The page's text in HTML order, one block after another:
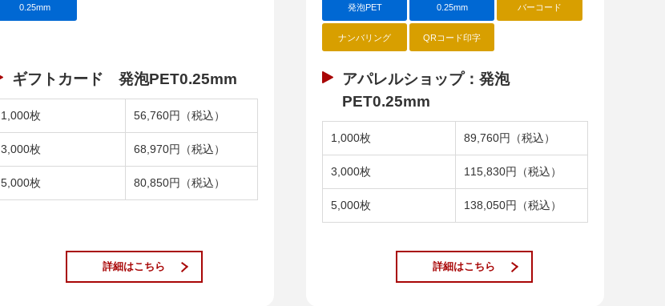
0.25mm
ギフトカード 発泡PET0.25mm
1,000枚 56,760円（税込）
3,000枚 68,970円（税込）
5,000枚 80,850円（税込）
詳細はこちら
発泡PET 0.25mm バーコード
ナンバリング QRコード印字
アパレルショップ：発泡
PET0.25mm
1,000枚 89,760円（税込）
3,000枚 115,830円（税込）
5,000枚 138,050円（税込）
詳細はこちら